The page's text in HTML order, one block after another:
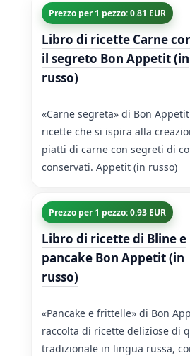
Prezzo per 1 pezzo: 0.81 EUR
Libro di ricette Carne
il segreto Bon Appetit (in
russo)
«Carne segreta» di Bon
ricette che si ispira alla
piatti di carne con segreti di
conservati. Appetit (in russo)
Prezzo per 1 pezzo: 0.93 EUR
Libro di ricette di Bline e
pancake Bon Appetit (in
russo)
«Pancake e frittelle» di Bon
raccolta di ricette deliziose di
tradizionale in lingua russa,